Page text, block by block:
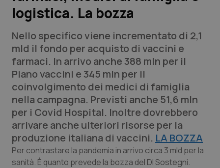
QS Pro
Professionisti Sanitari.AI
Abruzzo
Basilicata
Calabria
QS Pro Gold
Artrite & artrosi
Asma & BPCO
QS Club Newsletter
logistica. La bozza
Nello specifico viene incrementato di 2,1
mld il fondo per acquisto di vaccini e
farmaci. In arrivo anche 388 mln per il
Piano vaccini e 345 mln per il
coinvolgimento dei medici di famiglia
nella campagna. Previsti anche 51,6 mln
per i Covid Hospital. Inoltre dovrebbero
arrivare anche ulteriori risorse per la
produzione italiana di vaccini. LA BOZZA
Per contrastare la pandemia in arrivo circa 3 mld per la
sanità. È quanto prevede la bozza del Dl Sostegni.